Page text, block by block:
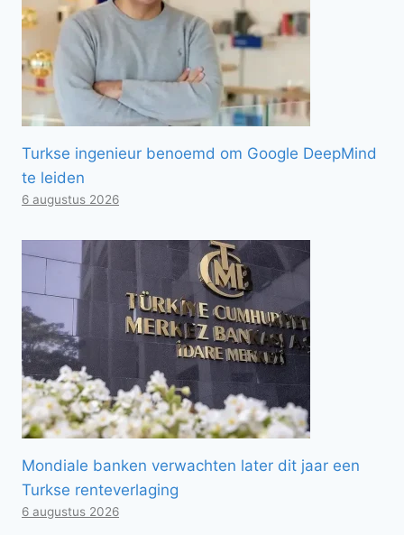
Turkse ingenieur benoemd om Google DeepMind
te leiden
6 augustus 2026
Mondiale banken verwachten later dit jaar een
Turkse renteverlaging
6 augustus 2026